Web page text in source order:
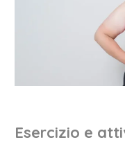
Esercizio e